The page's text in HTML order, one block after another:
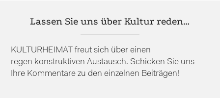
Lassen Sie uns über Kultur reden…
KULTURHEIMAT freut sich über einen
regen konstruktiven Austausch. Schicken Sie uns
Ihre Kommentare zu den einzelnen Beiträgen!